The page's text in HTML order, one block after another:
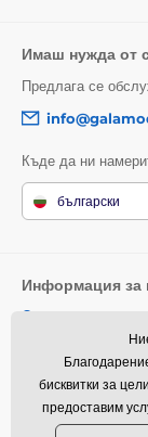
Имаш нужда от
Предлага се
Къде да ни
български
Информация за
Общи условия
Връщане на
Политика за
бисквитки за
предоставим